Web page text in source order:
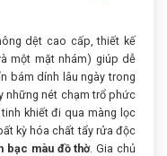
dệt cao cấp, thiết kế
một mặt nhám) giúp dễ
bám dính lâu ngày trong
những nét chạm trổ phức
khiết đi qua màng lọc
kỳ hóa chất tẩy rửa độc
bạc màu đồ thờ. Gia chủ